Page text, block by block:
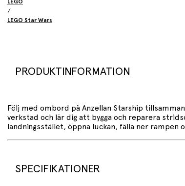
LEGO
/
LEGO Star Wars
PRODUKTINFORMATION
Följ med ombord på Anzellan Starship
verkstad och lär dig att bygga och reparera
landningsstället, öppna luckan, fälla ner rampen
SPECIFIKATIONER